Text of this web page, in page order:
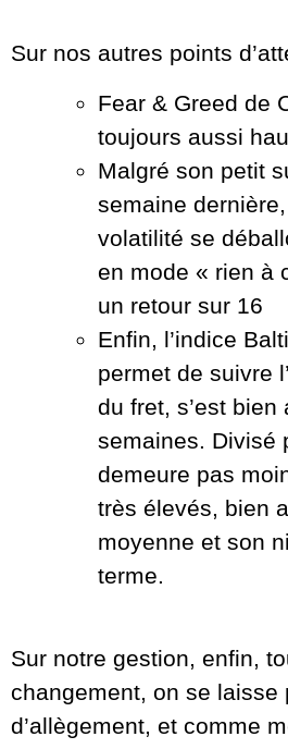
Sur nos autres points
Fear & Greed de
toujours aussi
Malgré son petit
semaine
volatilité se
en mode « rien à
un retour sur 16
Enfin, l’indice
permet de suivre
du fret, s’est
semaines. Divisé
demeure pas
très élevés, bien
moyenne et son
terme.
Sur notre gestion, enfin,
changement, on se laisse
d’allègement, et comme